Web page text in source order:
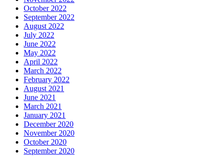
October 2022
September 2022
August 2022
July 2022
June 2022
May 2022
April 2022
March 2022
February 2022
August 2021
June 2021
March 2021
January 2021
December 2020
November 2020
October 2020
September 2020